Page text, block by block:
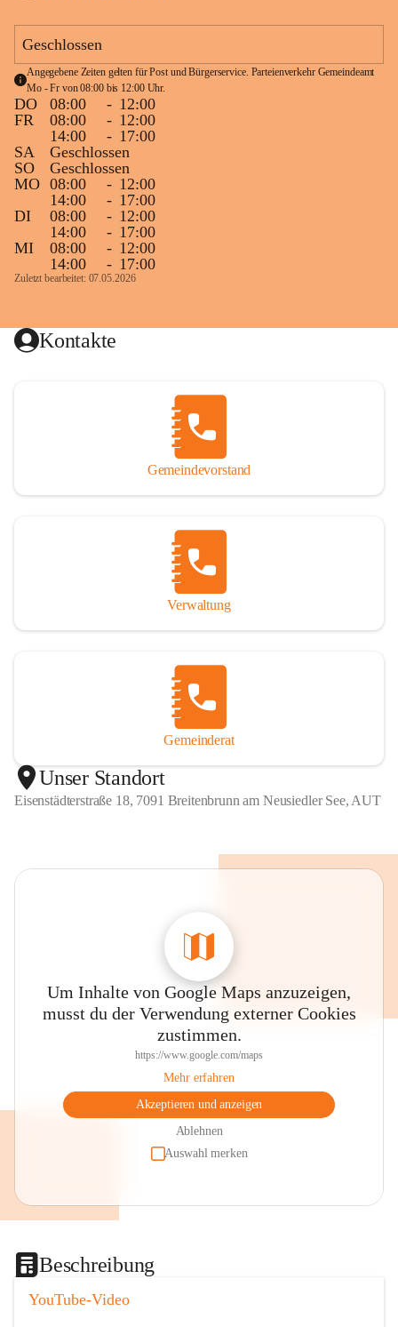
Geschlossen
Angegebene Zeiten gelten für Post und Bürgerservice. Parteienverkehr Gemeindeamt
Mo - Fr von 08:00 bis 12:00 Uhr.
DO 08:00 - 12:00
FR
08:00 - 12:00
14:00
- 17:00
SA
Geschlossen
SO
Geschlossen
MO 08:00 - 12:00
14:00
- 17:00
DI
08:00 - 12:00
14:00
- 17:00
MI
08:00 - 12:00
14:00
- 17:00
Zuletzt bearbeitet: 07.05.2026
Kontakte
Gemeindevorstand
Verwaltung
Gemeinderat
Unser Standort
Eisenstädterstraße 18, 7091 Breitenbrunn am Neusiedler See, AUT
Um Inhalte von Google Maps anzuzeigen,
musst du der Verwendung externer Cookies
zustimmen.
https://www.google.com/maps
Mehr erfahren
Akzeptieren und anzeigen
Ablehnen
Auswahl merken
Beschreibung
YouTube-Video